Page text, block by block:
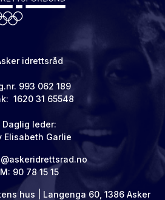
idrettsråd
993 062 189
1620 31 65548
Daglig leder:
Elisabeth Garlie
M: 90 78 15 15
hus | Langenga 60, 1386 Asker